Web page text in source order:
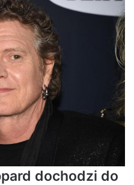
dochodzi do